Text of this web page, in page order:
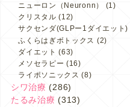
ニューロン（Neuronn）
(1)
クリスタル (12)
サクセンダ(GLPー1ダイエット)
ふくらはぎボトックス (2)
ダイエット (63)
メソセラピー (16)
ライポソニックス (8)
シワ治療 (286)
たるみ治療 (313)